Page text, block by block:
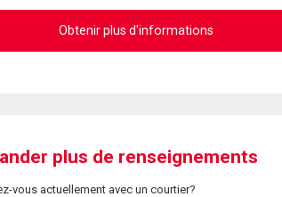
Obtenir plus d'informations
plus de renseignements
vous actuellement avec un courtier?